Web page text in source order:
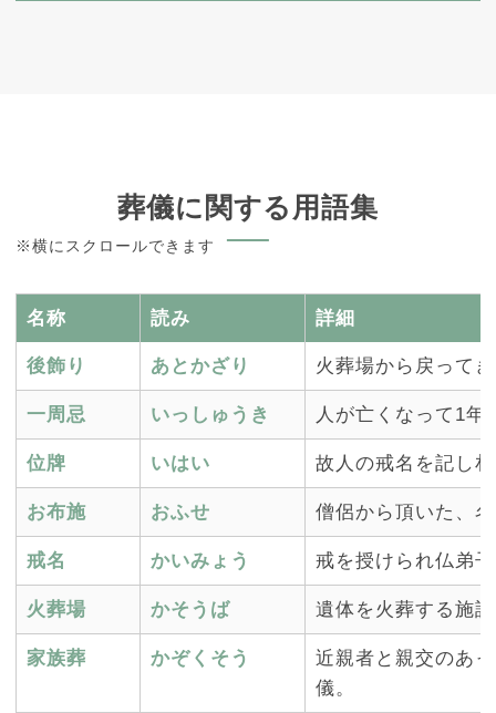
葬儀に関する用語集
※横にスクロールできます
名称 読み 詳細
後飾り あとかざり 火葬場から戻って
一周忌 いっしゅうき 人が亡くなって1年
位牌 いはい 故人の戒名を記し
お布施 おふせ 僧侶から頂いた、
戒名 かいみょう 戒を授けられ仏弟
火葬場 かそうば 遺体を火葬する施
家族葬 かぞくそう
近親者と親交のあ
儀。